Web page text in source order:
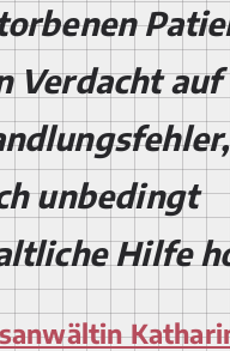
Verdacht auf
unbedingt
Hilfe